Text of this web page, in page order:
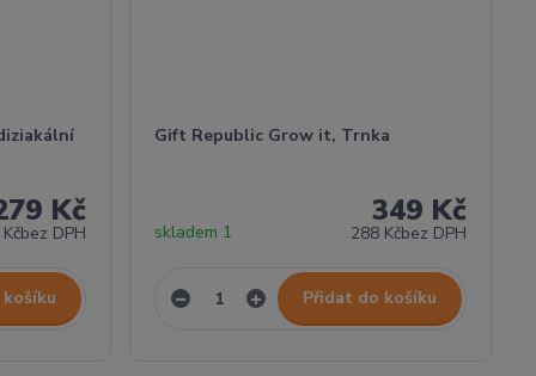
Kč
bez DPH
Gift Republic Grow it, Trnka
349 Kč
288 Kčbez DPH
skladem 1
Přidat do košíku